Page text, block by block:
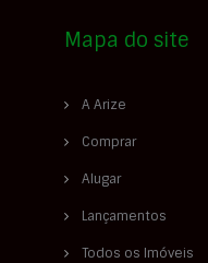
Mapa do site
A Arize
Comprar
Alugar
Lançamentos
Todos os Imóveis